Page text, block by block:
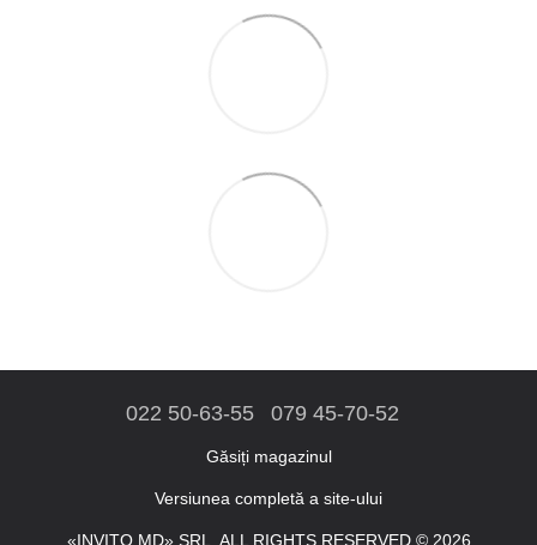
022 50-63-55 079 45-70-52
Găsiți magazinul
Versiunea completă a site-ului
«INVITO.MD» SRL. ALL RIGHTS RESERVED © 2026